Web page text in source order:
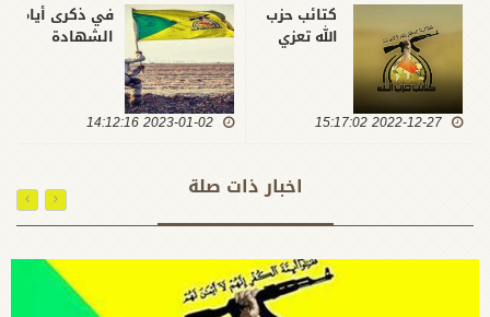
كتائب حزب
الله تعزي
وتؤكد: يجب
التبيين
مشروع
تغييب
الامام الحق
2022-12-27 15:17:02
في ذكرى أيام
الشهادة
أيام جمعت كلتا
المقاومة والثأر
للشهداء
القادة سيكون
عاجلا ام آجلآ
2023-01-02 14:12:16
اخبار ذات صلة